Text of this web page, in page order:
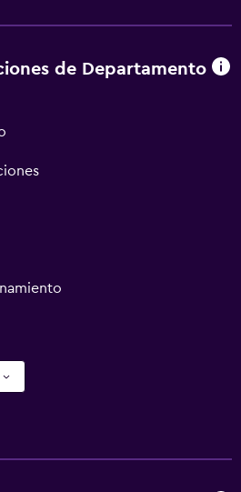
de Departamento